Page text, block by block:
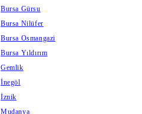
Bursa Gürsu
Bursa Nilüfer
Bursa Osmangazi
Bursa Yıldırım
Gemlik
İnegöl
İznik
Mudanya